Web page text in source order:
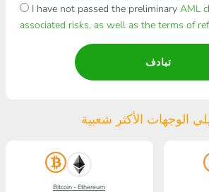
I have not passed the preliminary AML
associated risks, as well as the terms of
تبادف
الوجهات الأكثر شعبية
Bitcoin - Ethereum